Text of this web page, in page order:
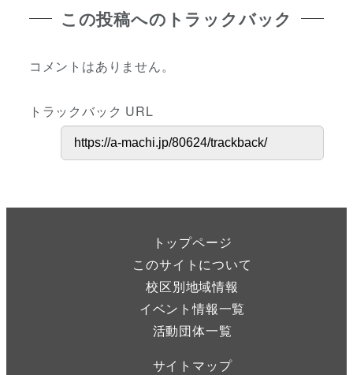
この投稿へのトラックバック
コメントはありません。
トラックバック URL
トップページ
このサイトについて
校区別地域情報
イベント情報一覧
活動団体一覧
サイトマップ